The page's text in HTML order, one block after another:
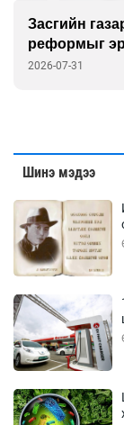
Засгийн
реформыг
Templeton”-
2026-07-31
Шинэ мэдээ